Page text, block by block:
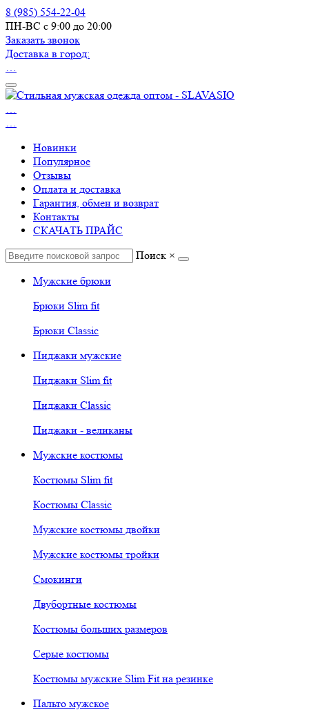
8 (985) 554-22-04
ПН-ВС с 9:00 до 20:00
Заказать звонок
Доставка в город:
…
…
…
Новинки
Популярное
Отзывы
Оплата и доставка
Гарантия, обмен и возврат
Контакты
СКАЧАТЬ ПРАЙС
Поиск ×
Мужские брюки
Брюки Slim fit
Брюки Classic
Пиджаки мужские
Пиджаки Slim fit
Пиджаки Classic
Пиджаки - великаны
Мужские костюмы
Костюмы Slim fit
Костюмы Classic
Мужские костюмы двойки
Мужские костюмы тройки
Смокинги
Двубортные костюмы
Костюмы больших размеров
Серые костюмы
Костюмы мужские Slim Fit на резинке
Пальто мужское